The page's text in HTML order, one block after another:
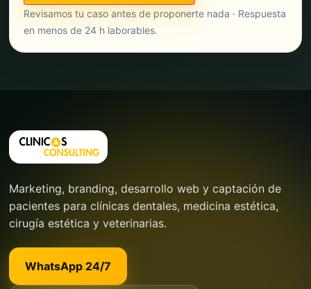
Revisamos tu caso antes de proponerte nada · Respuesta
en menos de 24 h laborables.
Marketing, branding, desarrollo web y captación de
pacientes para clínicas dentales, medicina estética,
cirugía estética y veterinarias.
WhatsApp 24/7